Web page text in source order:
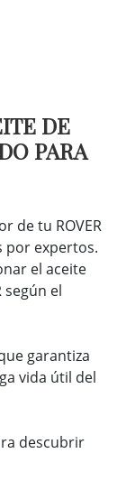
DE
PARA
de tu ROVER
por expertos.
el aceite
según el
garantiza
vida útil del
descubrir